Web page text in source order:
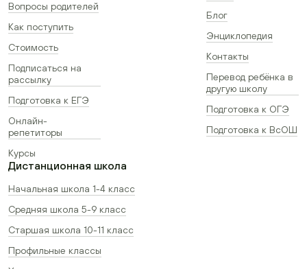
Вопросы родителей
Как поступить
Стоимость
Подписаться на
рассылку
Подготовка к ЕГЭ
Онлайн-
репетиторы
Курсы
Блог
Энциклопедия
Контакты
Перевод ребёнка в
другую школу
Подготовка к ОГЭ
Подготовка к ВсОШ
Дистанционная школа
Начальная школа 1-4 класс
Средняя школа 5-9 класс
Старшая школа 10-11 класс
Профильные классы